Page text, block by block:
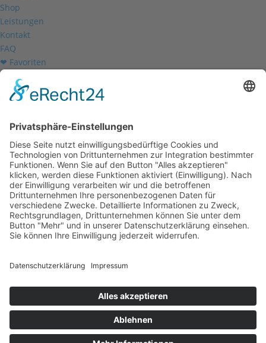
Shop
Leistungen
Kontakt
FAQ
❤ Favoriten
Mein Konto
Betriebsferien
Wir befinden uns vom
19.12.2025 bis einschließlich 07.01.2026
in unseren Betriebsferien.
In dieser Zeit werden Anfragen
weiterhin bearbeitet, allerdings
kann es zu Verzögerungen bei der